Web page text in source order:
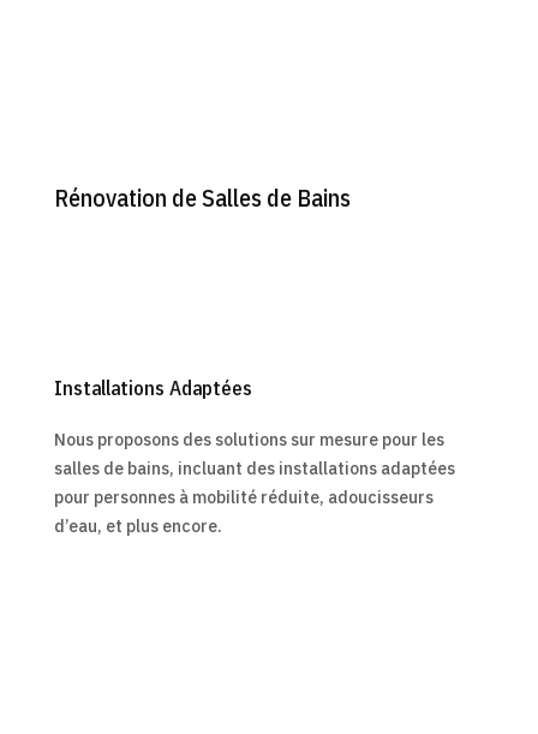
Rénovation de Salles de Bains
Installations Adaptées
Nous proposons des solutions sur mesure pour les
salles de bains, incluant des installations adaptées
pour personnes à mobilité réduite, adoucisseurs
d’eau, et plus encore.